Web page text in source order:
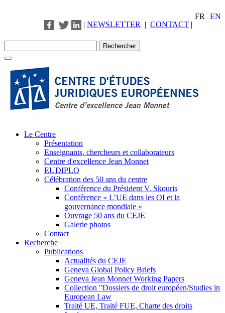
FR
EN
| NEWSLETTER | CONTACT |
Le Centre
Présentation
Enseignants, chercheurs et collaborateurs
Centre d'excellence Jean Monnet
EUDIPLO
Célébration des 50 ans du centre
Conférence du Président V. Skouris
Conférence « L’UE dans les OI et la
gouvernance mondiale »
Ouvrage 50 ans du CEJE
Galerie photos
Contact
Recherche
Publications
Actualités du CEJE
Geneva Global Policy Briefs
Geneva Jean Monnet Working Papers
Collection "Dossiers de droit européen/Studies in
European Law
Traité UE, Traité FUE, Charte des droits